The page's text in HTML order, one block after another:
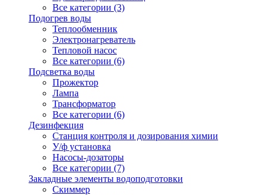
Все категории (3)
Подогрев воды
Теплообменник
Электронагреватель
Тепловой насос
Все категории (6)
Подсветка воды
Прожектор
Лампа
Трансформатор
Все категории (6)
Дезинфекция
Станция контроля и дозирования химии
У/ф установка
Насосы-дозаторы
Все категории (7)
Закладные элементы водоподготовки
Скиммер